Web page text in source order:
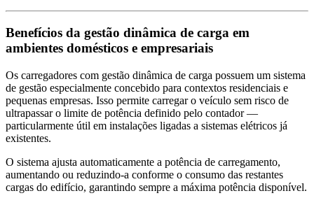
Benefícios da gestão dinâmica de carga em
ambientes domésticos e empresariais
Os carregadores com gestão dinâmica de carga possuem um sistema
de gestão especialmente concebido para contextos residenciais e
pequenas empresas. Isso permite carregar o veículo sem risco de
ultrapassar o limite de potência definido pelo contador —
particularmente útil em instalações ligadas a sistemas elétricos já
existentes.
O sistema ajusta automaticamente a potência de carregamento,
aumentando ou reduzindo-a conforme o consumo das restantes
cargas do edifício, garantindo sempre a máxima potência disponível.